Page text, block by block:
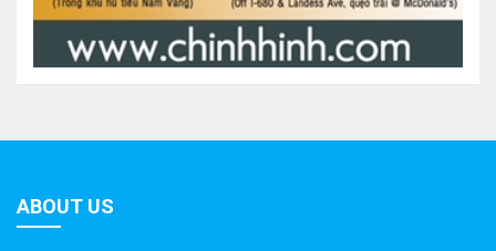
ABOUT US